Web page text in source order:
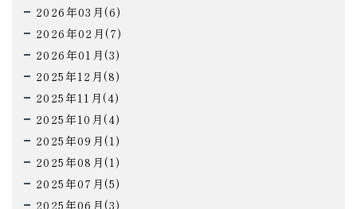
2026年03月(6)
2026年02月(7)
2026年01月(3)
2025年12月(8)
2025年11月(4)
2025年10月(4)
2025年09月(1)
2025年08月(1)
2025年07月(5)
2025年06月(3)